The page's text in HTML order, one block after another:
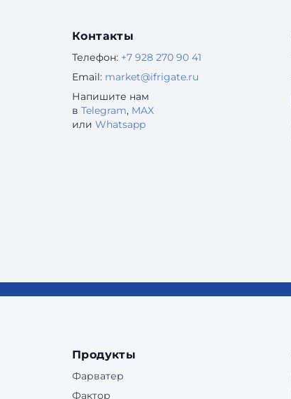
Контакты
Телефон: +7 928 270 90 41
Email: market@ifrigate.ru
Напишите нам
в Telegram, MAX
или Whatsapp
Продукты
Фарватер
Фактор